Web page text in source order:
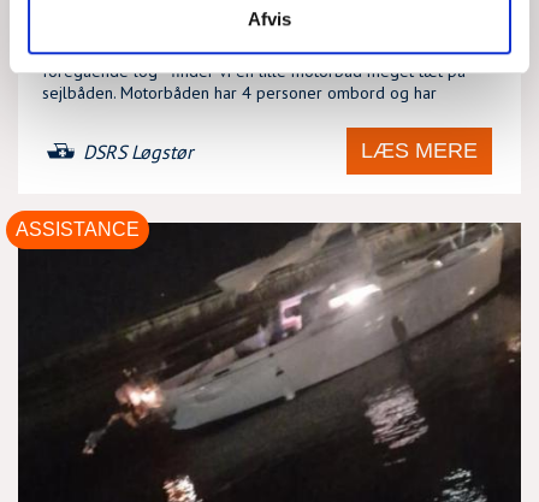
Afvis
På vej ud til en opgave med en 23 fods sejlbåd - se
foregående log - finder vi en lille motorbåd meget tæt på
sejlbåden. Motorbåden har 4 personer ombord og har
DSRS Løgstør LÆS MERE
ASSISTANCE